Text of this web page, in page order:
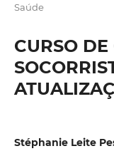
Saúde
CURSO
Stéphanie Leite